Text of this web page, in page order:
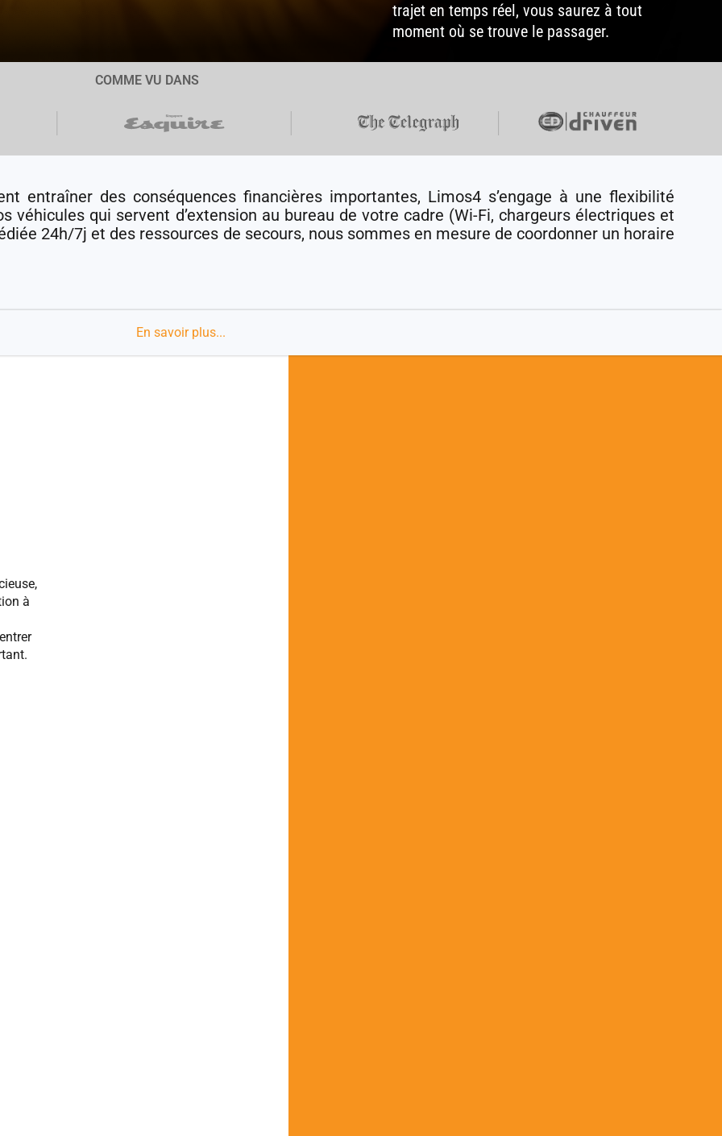
trajet en temps réel, vous saurez à tout
moment où se trouve le passager.
COMME VU DANS
entraîner des conséquences financières importantes, Limos4 s’engage à une flexibilité
qui servent d’extension au bureau de votre cadre (Wi-Fi, chargeurs électriques et
24h/7j et des ressources de secours, nous sommes en mesure de coordonner un horaire
En savoir plus...
à